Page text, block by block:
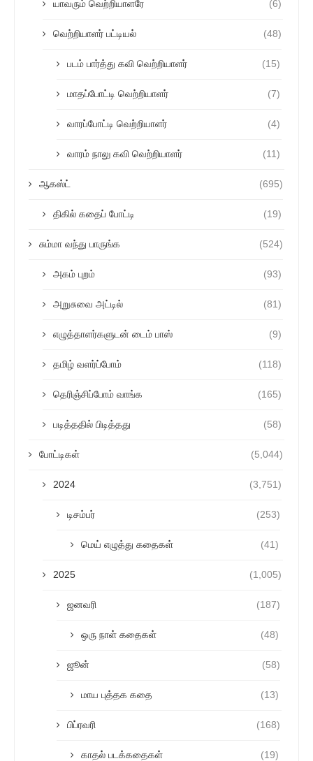
யாவரும் வெற்றியாளரே (6)
வெற்றியாளர் பட்டியல் (48)
படம் பார்த்து கவி வெற்றியாளர் (15)
மாதப்போட்டி வெற்றியாளர் (7)
வாரப்போட்டி வெற்றியாளர் (4)
வாரம் நாலு கவி வெற்றியாளர் (11)
ஆகஸ்ட் (695)
திகில் கதைப் போட்டி (19)
சும்மா வந்து பாருங்க (524)
அகம் புறம் (93)
அறுசுவை அட்டில் (81)
எழுத்தாளர்களுடன் டைம் பாஸ் (9)
தமிழ் வளர்ப்போம் (118)
தெரிஞ்சிப்போம் வாங்க (165)
படித்ததில் பிடித்தது (58)
போட்டிகள் (5,044)
2024 (3,751)
டிசம்பர் (253)
மெய் எழுத்து கதைகள் (41)
2025 (1,005)
ஜனவரி (187)
ஒரு நாள் கதைகள் (48)
ஜூன் (58)
மாய புத்தக கதை (13)
பிப்ரவரி (168)
காதல் படக்கதைகள் (19)